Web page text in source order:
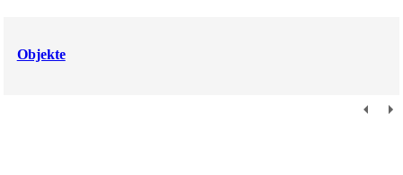
Objekte